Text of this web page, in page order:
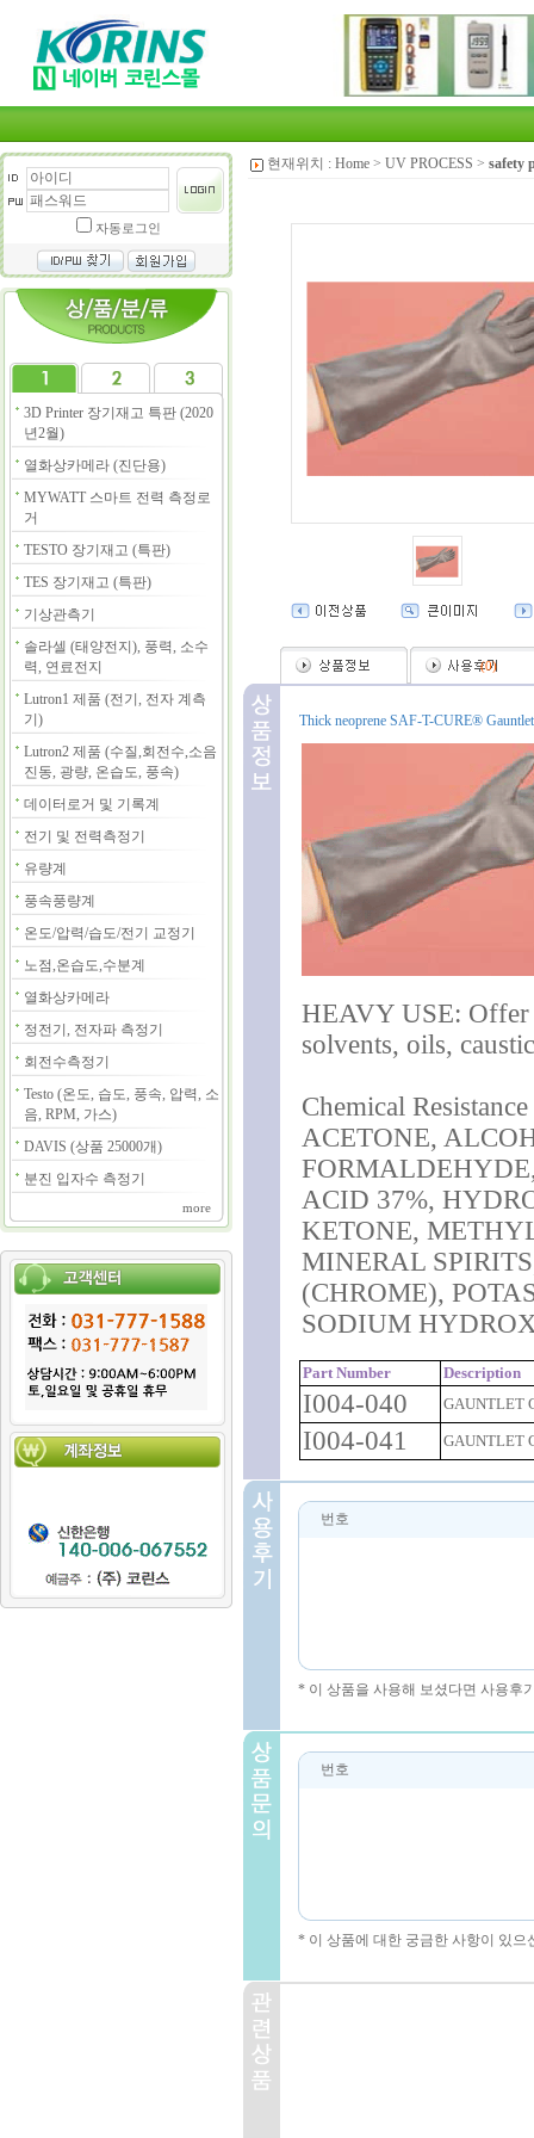
자동로그인
3D Printer 장기재고 특판 (2020
년2월)
열화상카메라 (진단용)
MYWATT 스마트 전력 측정로
거
TESTO 장기재고 (특판)
TES 장기재고 (특판)
기상관측기
솔라셀 (태양전지), 풍력, 소수
력, 연료전지
Lutron1 제품 (전기, 전자 계측
기)
Lutron2 제품 (수질,회전수,소음
진동, 광량, 온습도, 풍속)
데이터로거 및 기록계
전기 및 전력측정기
유량계
풍속풍량계
온도/압력/습도/전기 교정기
노점,온습도,수분계
열화상카메라
정전기, 전자파 측정기
회전수측정기
Testo (온도, 습도, 풍속, 압력, 소
음, RPM, 가스)
DAVIS (상품 25000개)
분진 입자수 측정기
more
현재위치 : Home > UV PROCESS > safety
(0)
Thick neoprene SAF-T-CURE®
HEAVY USE: Offer
solvents, oils,
Chemical
ACETONE,
ACID 37%,
KETONE,
MINERAL
(CHROME),
SODIUM
Part Number Description
I004-040 GAUNTLET
I004-041 GAUNTLET
번호
* 이 상품을 사용해 보셨다면 사용후
번호
* 이 상품에 대한 궁금한 사항이 있